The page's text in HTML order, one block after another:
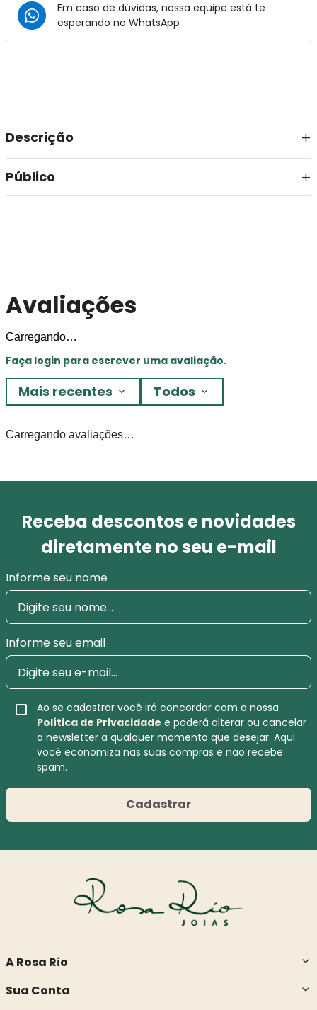
Em caso de dúvidas, nossa equipe está te
esperando no WhatsApp
Descrição
Público
Avaliações
Carregando…
Faça login para escrever uma avaliação.
Mais recentes Todos
Carregando avaliações…
Receba descontos e novidades
diretamente no seu e-mail
Informe seu nome
Informe seu email
Ao se cadastrar você irá concordar com a nossa
Política de Privacidade e poderá alterar ou cancelar
a newsletter a qualquer momento que desejar. Aqui
você economiza nas suas compras e não recebe
spam.
Cadastrar
A Rosa Rio
Sua Conta